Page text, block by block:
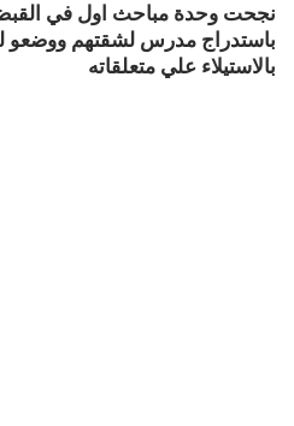
نجحت وحدة مباحث اول في
باستدراج مدرس لشقتهم ووضعو
بالاستيلاء علي متعلقاته